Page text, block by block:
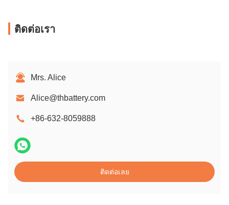
ติดต่อเรา
Mrs. Alice
Alice@thbattery.com
+86-632-8059888
ติดต่อเลย